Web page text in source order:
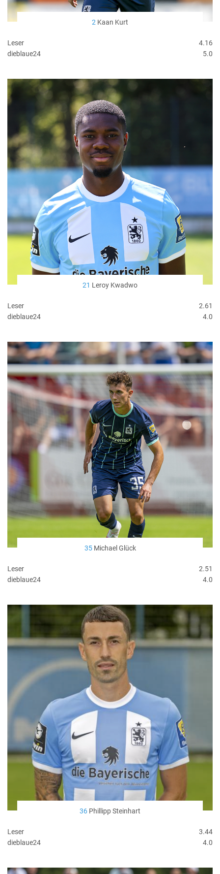
2 Kaan Kurt
Leser
4.16
dieblaue24
5.0
21 Leroy Kwadwo
Leser
2.61
dieblaue24
4.0
35Michael Glück
Leser
2.51
dieblaue24
4.0
36 Phillipp Steinhart
Leser
3.44
dieblaue24
4.0